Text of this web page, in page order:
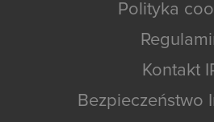
Polityka
Kontakt
Bezpieczeństwo